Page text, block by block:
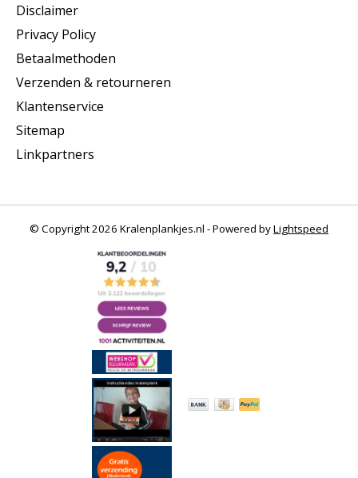
Disclaimer
Privacy Policy
Betaalmethoden
Verzenden & retourneren
Klantenservice
Sitemap
Linkpartners
© Copyright 2026 Kralenplankjes.nl - Powered byLightspeed